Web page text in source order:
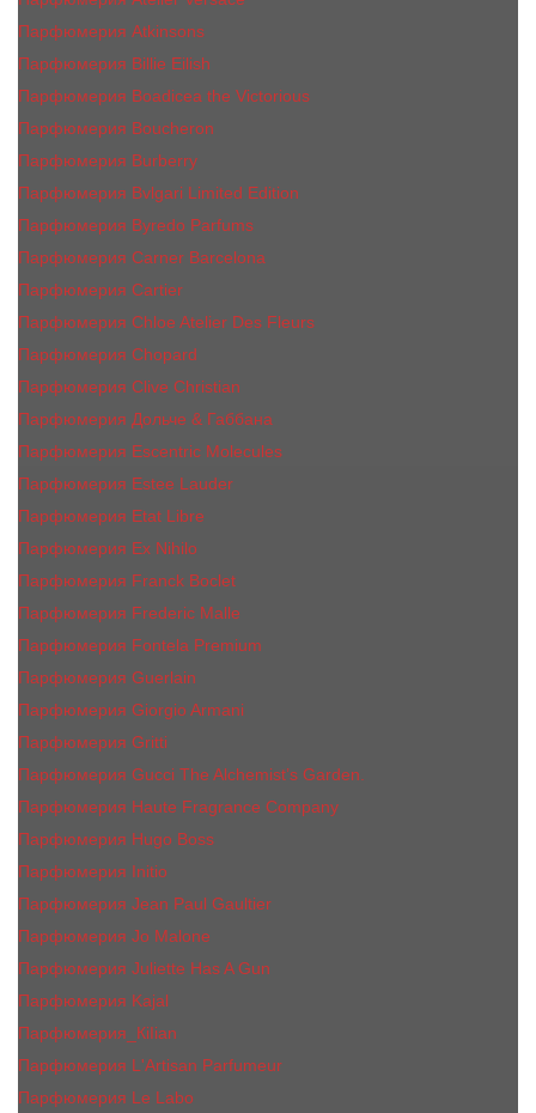
Парфюмерия Atkinsons
Парфюмерия Billie Eilish
Парфюмерия Boadicea the Victorious
Парфюмерия Boucheron
Парфюмерия Burberry
Парфюмерия Bvlgari Limited Edition
Парфюмерия Byredo Parfums
Парфюмерия Carner Barcelona
Парфюмерия Cartier
Парфюмерия Chloe Atelier Des Fleurs
Парфюмерия Сhopard
Парфюмерия Clive Christian
Парфюмерия Дольче & Габбана
Парфюмерия Escentric Molecules
Парфюмерия Estee Lаudеr
Парфюмерия Etat Libre
Парфюмерия Ex Nihilo
Парфюмерия Franck Boclet
Парфюмерия Frеderic Mаlle
Парфюмерия Fontela Premium
Парфюмерия Guerlain
Парфюмерия Giorgio Armani
Парфюмерия Gritti
Парфюмерия Gucci The Alchemist’s Garden.
Парфюмерия Haute Fragrance Company
Парфюмерия Hugo Boss
Парфюмерия Initio
Парфюмерия Jean Paul Gaultier
Парфюмерия Jо Malоnе
Парфюмерия Juliette Has A Gun
Парфюмерия Kajal
Парфюмерия_КiIiаn
Парфюмерия L'Artisan Parfumeur
Парфюмерия Le Labo